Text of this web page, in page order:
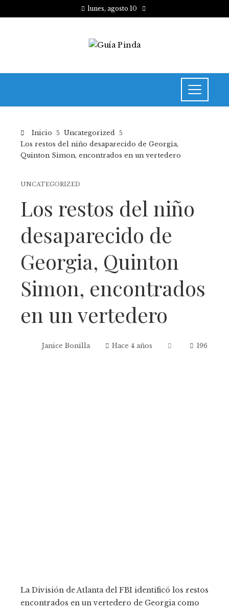
lunes, agosto 10
Inicio
Uncategorized
Los restos del niño desaparecido de Georgia,
Quinton Simon, encontrados en un vertedero
UNCATEGORIZED
Los restos del niño
desaparecido de
Georgia, Quinton
Simon, encontrados
en un vertedero
Janice Bonilla Hace 4 años 196
La División de Atlanta del FBI identificó los restos
encontrados en un vertedero de Georgia como